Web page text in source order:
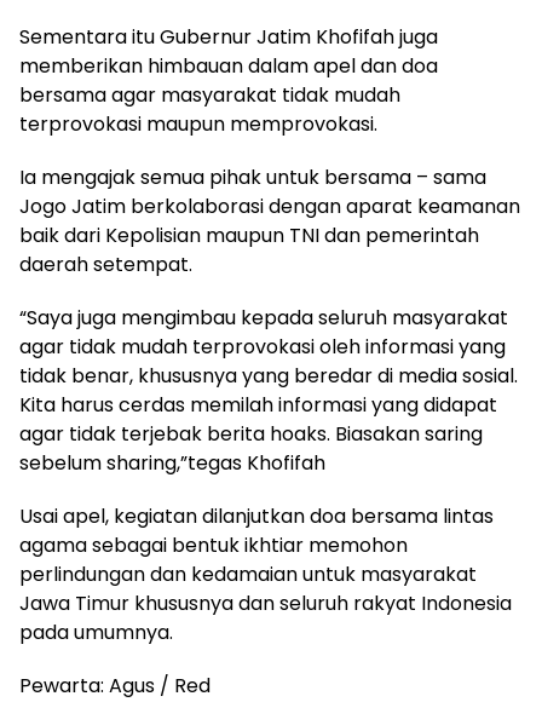
Sementara itu Gubernur Jatim Khofifah juga
memberikan himbauan dalam apel dan doa
bersama agar masyarakat tidak mudah
terprovokasi maupun memprovokasi.
Ia mengajak semua pihak untuk bersama – sama
Jogo Jatim berkolaborasi dengan aparat keamanan
baik dari Kepolisian maupun TNI dan pemerintah
daerah setempat.
“Saya juga mengimbau kepada seluruh masyarakat
agar tidak mudah terprovokasi oleh informasi yang
tidak benar, khususnya yang beredar di media sosial.
Kita harus cerdas memilah informasi yang didapat
agar tidak terjebak berita hoaks. Biasakan saring
sebelum sharing,”tegas Khofifah
Usai apel, kegiatan dilanjutkan doa bersama lintas
agama sebagai bentuk ikhtiar memohon
perlindungan dan kedamaian untuk masyarakat
Jawa Timur khususnya dan seluruh rakyat Indonesia
pada umumnya.
Pewarta: Agus / Red